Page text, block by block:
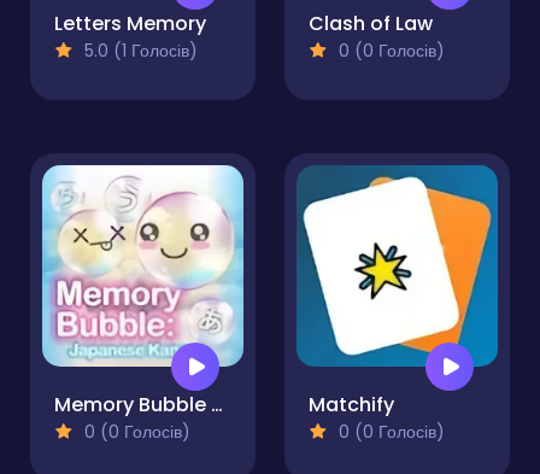
Letters Memory
5.0 (1 Голосів)
Clash of Law
0 (0 Голосів)
Memory Bubble - Japanese Kana
0 (0 Голосів)
Matchify
0 (0 Голосів)